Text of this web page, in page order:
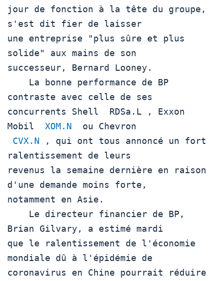
jour de fonction à la tête du groupe,
s'est dit fier de laisser
une entreprise "plus sûre et plus
solide" aux mains de son
successeur, Bernard Looney.
contraste avec celle de ses
concurrents Shell  RDSa.L , Exxon
Mobil XOM.N
  ou Chevron
CVX.N , qui ont tous annoncé un fort
ralentissement de leurs
revenus la semaine dernière en raison
d'une demande moins forte,
notamment en Asie.
Brian Gilvary, a estimé mardi
que le ralentissement de l'économie
mondiale dû à l'épidémie de
coronavirus en Chine pourrait réduire